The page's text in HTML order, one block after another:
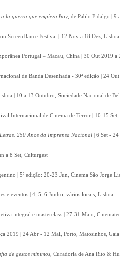
la guerra que empieza hoy , de Pablo Fidalgo |
ScreenDance Festival | 12 Nov a 18 Dez, Lisboa
Portugal – Macau, China | 30 Out 2019
de Banda Desenhada - 30ª edição | 24
| 10 a 13 Outubro, Sociedade Nacional de
Internacional de Cinema de Terror | 10-15
250 Anos da Imprensa Nacional | 6 Set -
a 8 Set, Culturgest
| 5ª edição: 20-23 Jun, Cinema São Jorge
e eventos | 4, 5, 6 Junho, vários locais, Lisboa
integral e masterclass | 27-31 Maio,
2019 | 24 Abr - 12 Mai, Porto, Matosinhos, Gaia
de gestos mínimos , Curadoria de Ana Rito &